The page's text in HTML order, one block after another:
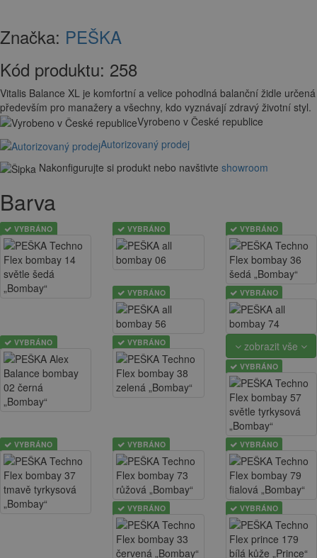
Značka: PEŠKA
Kód produktu: 258
Vitalis Balance XL je komfortní a velice pohodlná balanční židle určená
především pro manažery a všechny, kdo vyznávají zdravý životní styl.
Vyrobeno v České republice
Autorizovaný prodej
Nakonfigurujte si produkt nebo navštivte showroom
Barva
VYBRÁNO VYBRÁNO VYBRÁNO
VYBRÁNO VYBRÁNO
VYBRÁNO VYBRÁNO zobrazit vše
VYBRÁNO
VYBRÁNO VYBRÁNO VYBRÁNO
VYBRÁNO VYBRÁNO